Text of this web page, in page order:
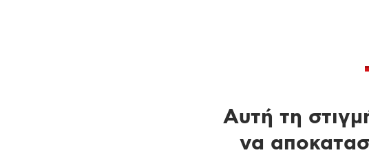
Αυτή τη
να